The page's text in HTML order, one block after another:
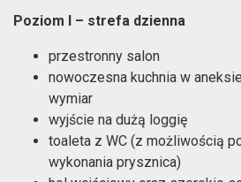
Poziom I – strefa dzienna
przestronny salon
nowoczesna kuchnia w
wymiar
wyjście na dużą loggię
toaleta z WC (z możliwością
wykonania prysznica)